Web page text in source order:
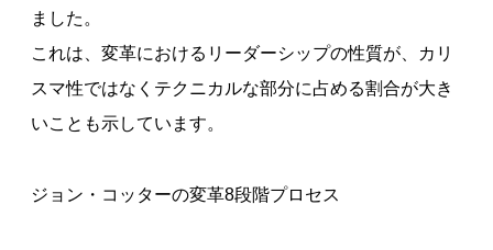
ました。
これは、変革におけるリーダーシップの性質が、カリ
スマ性ではなくテクニカルな部分に占める割合が大き
いことも示しています。
ジョン・コッターの変革8段階プロセス